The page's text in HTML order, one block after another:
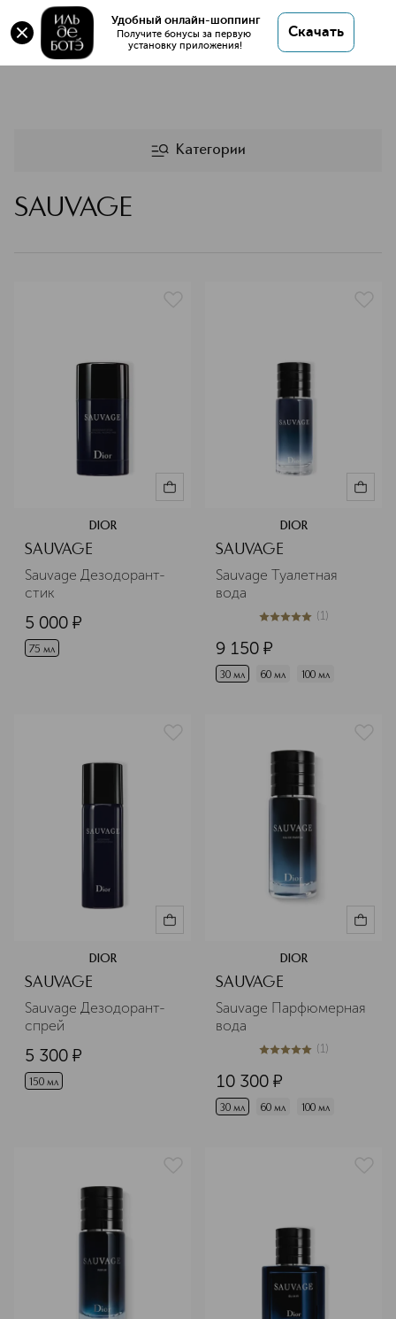
Удобный онлайн-шоппинг
Получите бонусы за первую
установку приложения!
Скачать
Категории
SAUVAGE
DIOR
SAUVAGE
Sauvage Дезодорант-
стик
5 000 ¤
75 мл
DIOR
SAUVAGE
Sauvage Туалетная
вода
5из 51 (1)
9 150 ¤
30 мл 60 мл 100 мл
DIOR
SAUVAGE
Sauvage Дезодорант-
спрей
5 300 ¤
150 мл
DIOR
SAUVAGE
Sauvage Парфюмерная
вода
5из 51 (1)
10 300 ¤
30 мл 60 мл 100 мл